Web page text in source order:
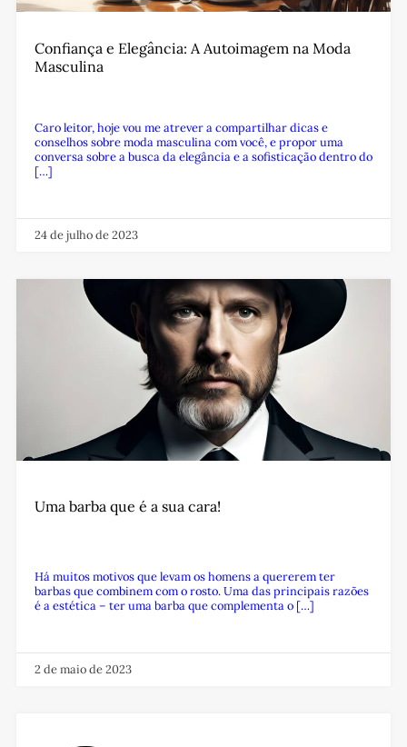
Confiança e Elegância: A Autoimagem na Moda
Masculina
Caro leitor, hoje vou me atrever a compartilhar dicas e
conselhos sobre moda masculina com você, e propor uma
conversa sobre a busca da elegância e a sofisticação dentro do
[…]
24 de julho de 2023
Uma barba que é a sua cara!
Há muitos motivos que levam os homens a quererem ter
barbas que combinem com o rosto. Uma das principais razões
é a estética – ter uma barba que complementa o […]
2 de maio de 2023